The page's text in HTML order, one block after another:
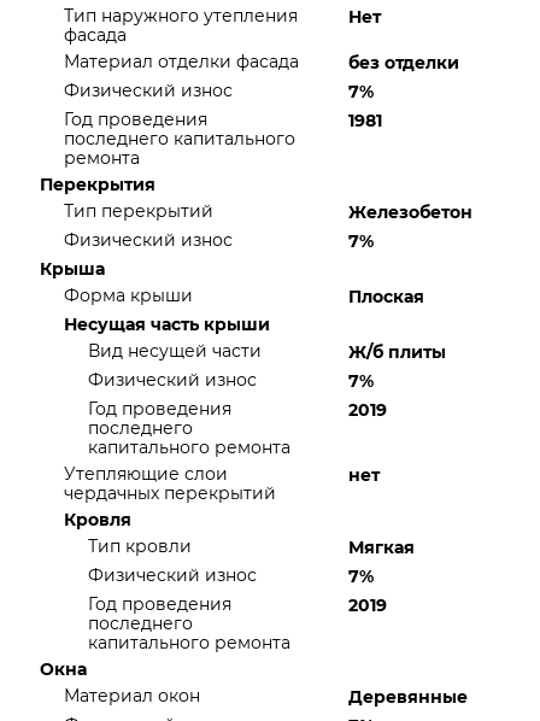
Тип наружного утепления
фасада
Нет
Материал отделки фасада
без отделки
Физический износ
7%
Год проведения
последнего капитального
ремонта
1981
Перекрытия
Тип перекрытий
Железобетон
Физический износ
7%
Крыша
Форма крыши
Плоская
Несущая часть крыши
Вид несущей части
Ж/б плиты
Физический износ
7%
Год проведения
последнего
капитального ремонта
2019
Утепляющие слои
чердачных перекрытий
нет
Кровля
Тип кровли
Мягкая
Физический износ
7%
Год проведения
последнего
капитального ремонта
2019
Окна
Материал окон
Деревянные